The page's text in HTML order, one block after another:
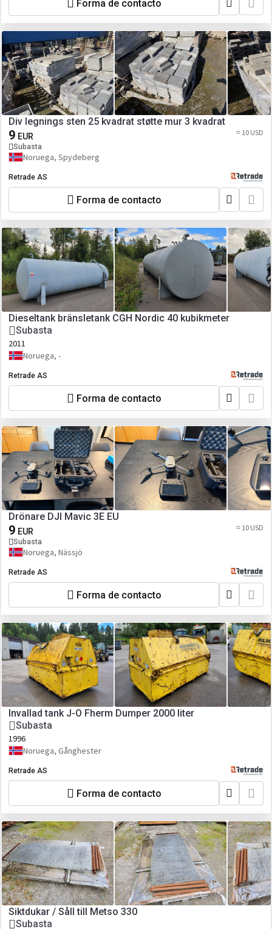
Forma de contacto
Div legnings sten 25 kvadrat støtte mur 3 kvadrat
9 EUR
Subasta
≈ 10 USD
Noruega, Spydeberg
Retrade AS
Forma de contacto
Dieseltank bränsletank CGH Nordic 40 kubikmeter
Subasta
2011
Noruega, -
Retrade AS
Forma de contacto
Drönare DJI Mavic 3E EU
9 EUR
Subasta
≈ 10 USD
Noruega, Nässjö
Retrade AS
Forma de contacto
Invallad tank J-O Fherm Dumper 2000 liter
Subasta
1996
Noruega, Gånghester
Retrade AS
Forma de contacto
Siktdukar / Såll till Metso 330
Subasta